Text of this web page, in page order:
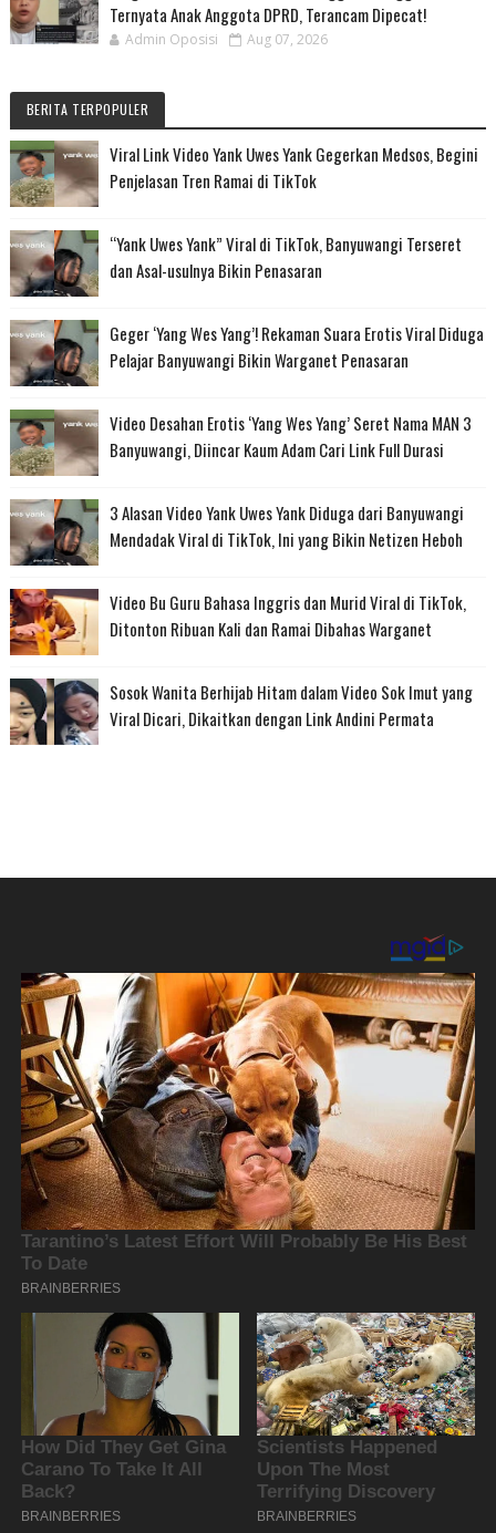
Ternyata Anak Anggota DPRD, Terancam Dipecat!
Admin Oposisi Aug 07, 2026
BERITA TERPOPULER
Viral Link Video Yank Uwes Yank Gegerkan Medsos, Begini
Penjelasan Tren Ramai di TikTok
“Yank Uwes Yank” Viral di TikTok, Banyuwangi Terseret
dan Asal-usulnya Bikin Penasaran
Geger ‘Yang Wes Yang’! Rekaman Suara Erotis Viral Diduga
Pelajar Banyuwangi Bikin Warganet Penasaran
Video Desahan Erotis ‘Yang Wes Yang’ Seret Nama MAN 3
Banyuwangi, Diincar Kaum Adam Cari Link Full Durasi
3 Alasan Video Yank Uwes Yank Diduga dari Banyuwangi
Mendadak Viral di TikTok, Ini yang Bikin Netizen Heboh
Video Bu Guru Bahasa Inggris dan Murid Viral di TikTok,
Ditonton Ribuan Kali dan Ramai Dibahas Warganet
Sosok Wanita Berhijab Hitam dalam Video Sok Imut yang
Viral Dicari, Dikaitkan dengan Link Andini Permata